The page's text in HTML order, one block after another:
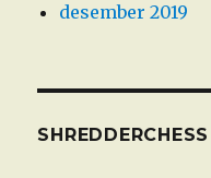
desember 2019
SHREDDERCHESS